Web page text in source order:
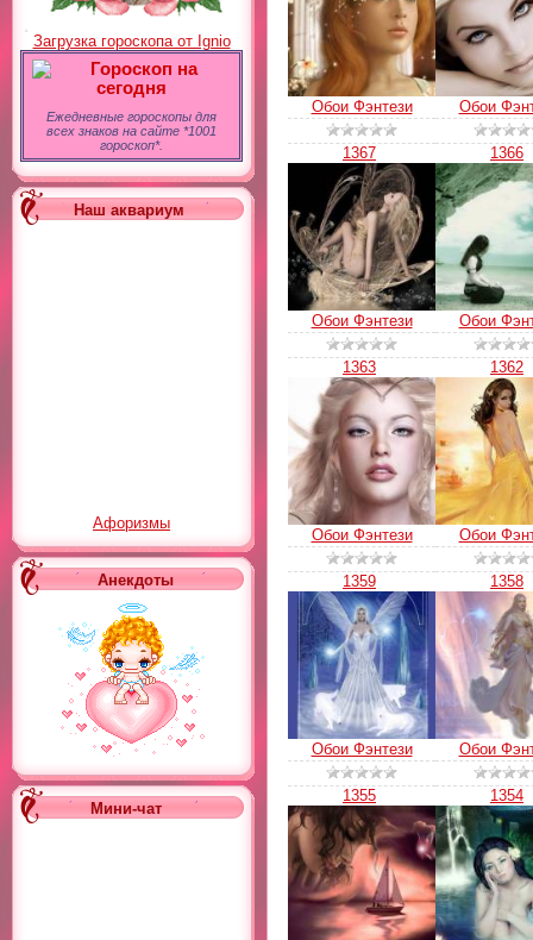
Загрузка гороскопа от Ignio
Гороскоп на
сегодня
Ежедневные гороскопы для
всех знаков на сайте *1001
гороскоп*.
Наш аквариум
Афоризмы
Анекдоты
Мини-чат
Обои Фэнтези Обои
1367
Обои Фэнтези
1366
Обои
1363
Обои Фэнтези
1362
Обои
1359
Обои Фэнтези
1358
Обои
1355 1354